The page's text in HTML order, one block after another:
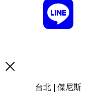
台北 | 傑尼斯